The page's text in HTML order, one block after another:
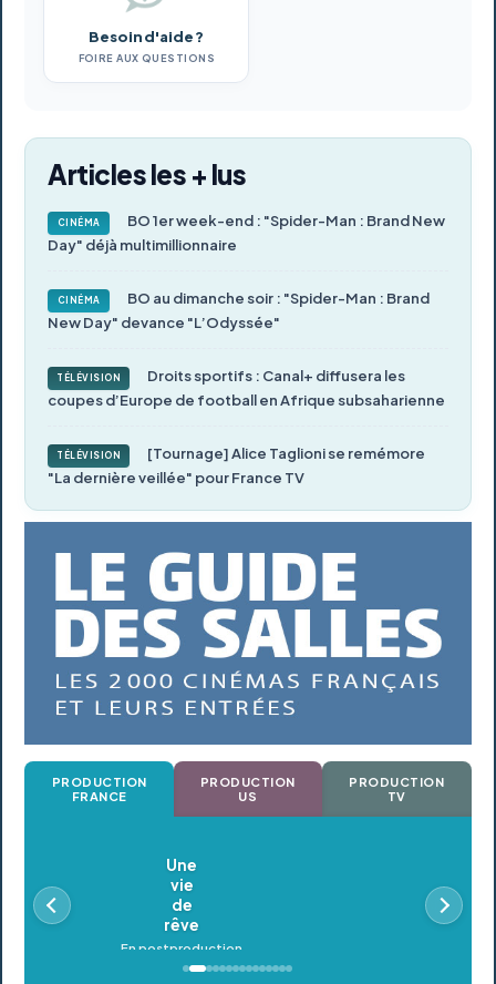
Besoin d'aide ?
FOIRE AUX QUESTIONS
Articles les + lus
CINÉMA
BO 1er week-end : "Spider-Man : Brand New
Day" déjà multimillionnaire
CINÉMA
BO au dimanche soir : "Spider-Man : Brand
New Day" devance "L’Odyssée"
TÉLÉVISION
Droits sportifs : Canal+ diffusera les
coupes d’Europe de football en Afrique subsaharienne
TÉLÉVISION
[Tournage] Alice Taglioni se remémore
"La dernière veillée" pour France TV
PRODUCTION
FRANCE
PRODUCTION
US
PRODUCTION
TV
Oldeupe
En postproduction